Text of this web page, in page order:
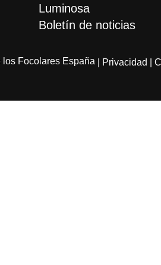
Luminosa
Boletín de noticias
Focolares España | Privacidad |